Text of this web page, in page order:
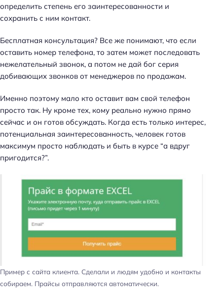
определить степень его заинтересованности и
сохранить с ним контакт.
Бесплатная консультация? Все же понимают, что если
оставить номер телефона, то затем может последовать
нежелательный звонок, а потом не дай бог серия
добивающих звонков от менеджеров по продажам.
Именно поэтому мало кто оставит вам свой телефон
просто так. Ну кроме тех, кому реально нужно прямо
сейчас и он готов обсуждать. Когда есть только интерес,
потенциальная заинтересованность, человек готов
максимум просто наблюдать и быть в курсе “а вдруг
пригодится?”.
Пример с сайта клиента. Сделали и людям удобно и контакты
собираем. Прайсы отправляются автоматически.